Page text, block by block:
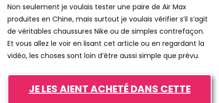
Non seulement je voulais tester une paire de Air Max
produites en Chine, mais surtout je voulais vérifier s’il s’agit
de véritables chaussures Nike ou de simples contrefaçon.
Et vous allez le voir en lisant cet article ou en regardant la
vidéo, les choses sont loin d’être aussi simple que prévu.
JE LES AIENT ACHETÉ DANS CETTE